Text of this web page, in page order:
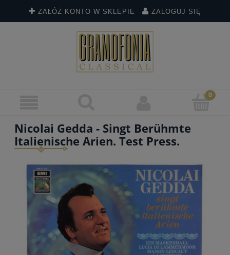
ZAŁÓŻ KONTO W SKLEPIE ZALOGUJ SIĘ
Nicolai Gedda - Singt Berühmte
Italienische Arien. Test Press.